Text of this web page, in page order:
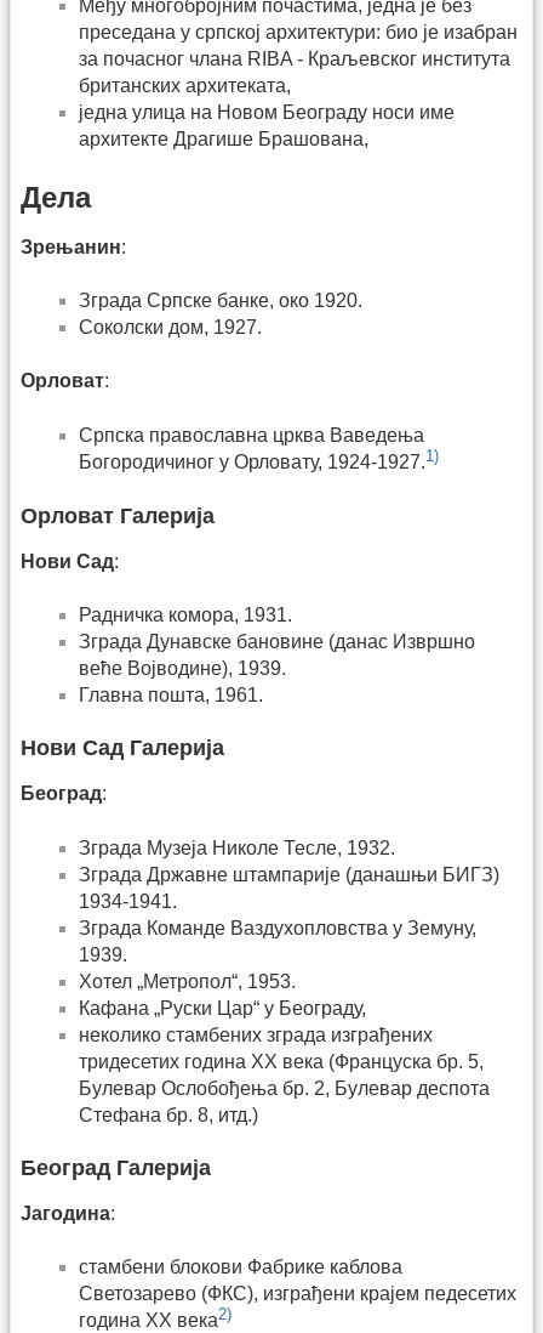
Међу многобројним почастима, једна је без
преседана у српској архи­тек­тури: био је изабран
за почасног члана RIBA - Краљевског института
британских архитеката,
једна улица на Новом Београду носи име
архитекте Драгише Брашована,
Дела
Зрењанин:
Зграда Српске банке, око 1920.
Соколски дом, 1927.
Орловат:
Српска православна црква Ваведења
Богородичиног у Орловату, 1924-1927.1)
Орловат Галерија
Нови Сад:
Радничка комора, 1931.
Зграда Дунавске бановине (данас Извршно
веће Војводине), 1939.
Главна пошта, 1961.
Нови Сад Галерија
Београд:
Зграда Музеја Николе Тесле, 1932.
Зграда Државне штампарије (данашњи БИГЗ)
1934-1941.
Зграда Команде Ваздухопловства у Земуну,
1939.
Хотел „Метропол“, 1953.
Кафана „Руски Цар“ у Београду,
неколико стамбених зграда изграђених
тридесетих година ХХ века (Француска бр. 5,
Булевар Ослобођења бр. 2, Булевар деспота
Стефана бр. 8, итд.)
Београд Галерија
Јагодина:
стамбени блокови Фабрике каблова
Светозарево (ФКС), изграђени крајем педесетих
година XX века2)